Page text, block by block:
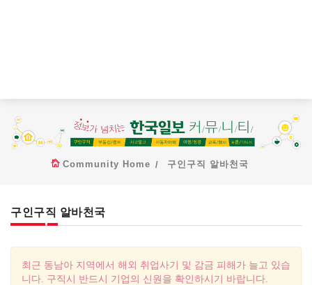
Community Home 구인구직 알바천국
구인구직 알바천국
최근 동남아 지역에서 해외 취업사기 및 감금 피해가 늘고 있습
니다. 구직시 반드시 기업의 신원을 확인하시기 바랍니다.